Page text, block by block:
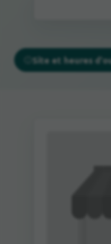
Site et heures